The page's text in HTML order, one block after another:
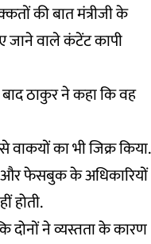
की बात मंत्रीजी के
जाने वाले कंटेंट कापी
ठाकुर ने कहा कि वह
का भी जिक्र किया.
और फेसबुक के अधिकारियों
होती.
दोनों ने व्यस्तता के कारण